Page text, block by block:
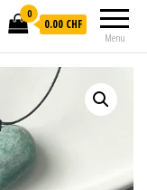
Menu
0
0.00 CHF